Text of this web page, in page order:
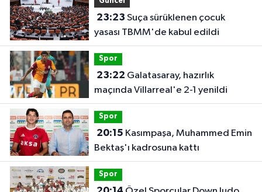
23:23
yasası TBMM'de kabul edildi
Spor
23:22
maçında Villarreal'e 2-1 yenildi
Spor
20:15
Bektaş'ı kadrosuna kattı
Spor